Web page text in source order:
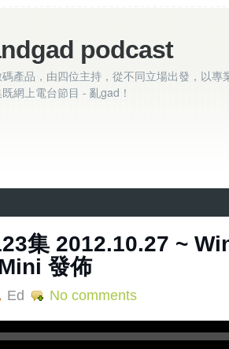
podcast
產品，由四位主持，從不同立場出發，以專
網上電台節目 - 亂gad！
集 2012.10.27 ~
發佈
Ed No comments